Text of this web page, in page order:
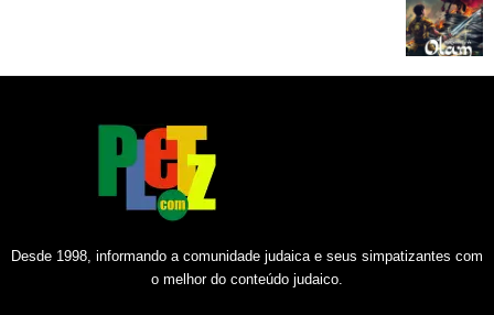
Desde 1998, informando a comunidade judaica e seus simpatizantes com
o melhor do conteúdo judaico.